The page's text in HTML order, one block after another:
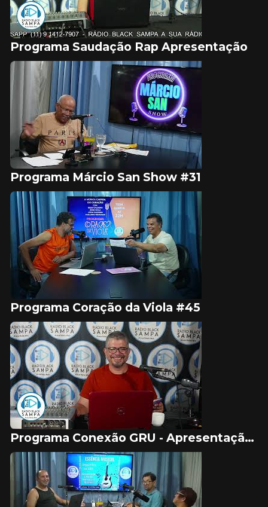
Programa Saudação Rap Apresentação
Programa Márcio San Show #31
Programa Coração da Viola #45
Programa Conexão GRU - Apresentação Vitor Souza #01